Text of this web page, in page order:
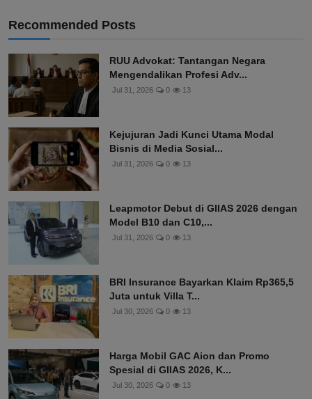
Recommended Posts
RUU Advokat: Tantangan Negara
Mengendalikan Profesi Adv...
Jul 31, 2026 0 13
Kejujuran Jadi Kunci Utama Modal
Bisnis di Media Sosial...
Jul 31, 2026 0 13
Leapmotor Debut di GIIAS 2026 dengan
Model B10 dan C10,...
Jul 31, 2026 0 13
BRI Insurance Bayarkan Klaim Rp365,5
Juta untuk Villa T...
Jul 30, 2026 0 13
Harga Mobil GAC Aion dan Promo
Spesial di GIIAS 2026, K...
Jul 30, 2026 0 13